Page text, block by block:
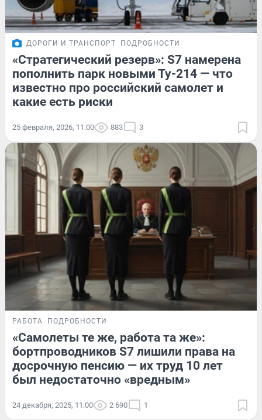
ДОРОГИ И ТРАНСПОРТ ПОДРОБНОСТИ
«Стратегический резерв»: S7 намерена
пополнить парк новыми Ту-214 — что
известно про российский самолет и
какие есть риски
25 февраля, 2026, 11:00 883 3
РАБОТА ПОДРОБНОСТИ
«Самолеты те же, работа та же»:
бортпроводников S7 лишили права на
досрочную пенсию — их труд 10 лет
был недостаточно «вредным»
24 декабря, 2025, 11:00 2 690 1